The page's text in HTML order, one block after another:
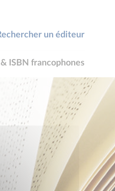
un éditeur
ISBN francophones